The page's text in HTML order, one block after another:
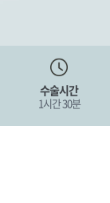
수술시간
1시간 30분